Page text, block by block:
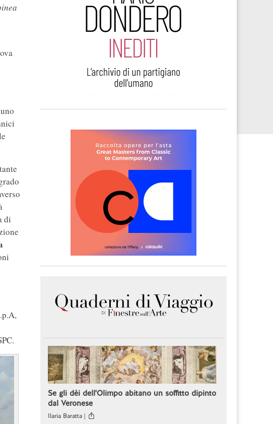
di
Se gli dèi dell'Olimpo abitano un soffitto dipinto
dal Veronese
Ilaria Baratta |